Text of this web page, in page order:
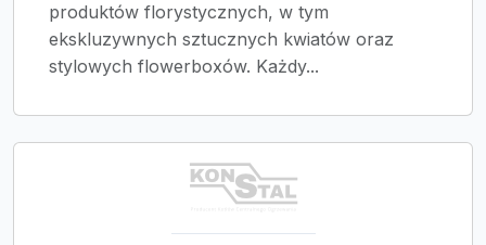
produktów florystycznych, w tym
ekskluzywnych sztucznych kwiatów oraz
stylowych flowerboxów. Każdy...